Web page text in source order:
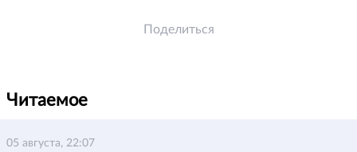
Поделиться
Читаемое
05 августа, 22:07